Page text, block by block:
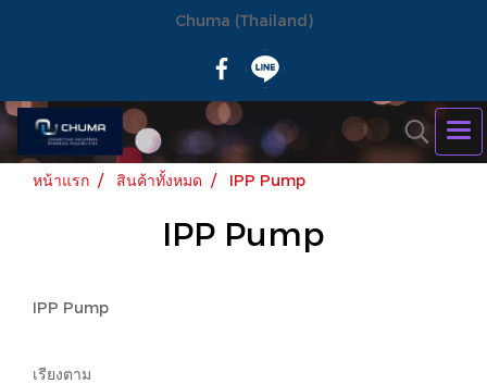
Chuma (Thailand)
หน้าแรก สินค้าทั้งหมด IPP Pump
IPP Pump
IPP Pump
เรียงตาม